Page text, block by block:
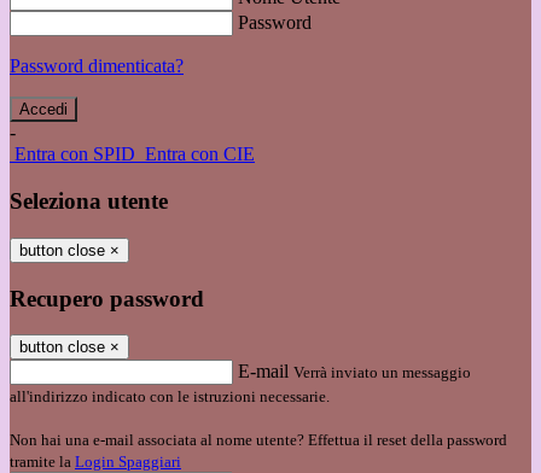
Password
Password dimenticata?
-
Entra con SPID Entra con CIE
Seleziona utente
button close ×
Recupero password
button close ×
E-mail Verrà inviato un messaggio
all'indirizzo indicato con le istruzioni necessarie.
Non hai una e-mail associata al nome utente? Effettua il reset della password
tramite la Login Spaggiari